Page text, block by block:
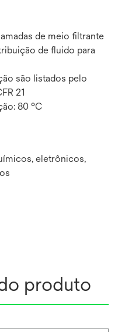
de meio filtrante
de fluido para
são listados pelo
21
80 °C
eletrônicos,
produto